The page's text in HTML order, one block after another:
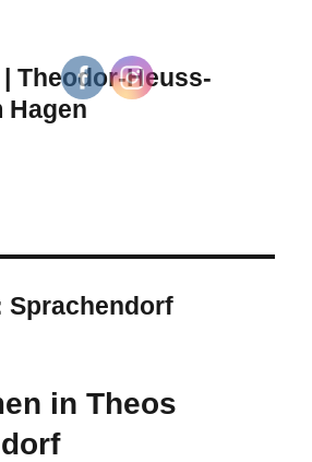
Theodor-Heuss-
Hagen
Sprachendorf
in Theos